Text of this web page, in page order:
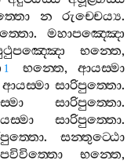
න රුච‍්චෙය්‍ය.
. මහාපඤ‍්ඤො
භන‍්තෙ,
1 භන‍්තෙ, ආයස‍්මා
ආයස‍්මා සාරිපුත‍්තො.
සාරිපුත‍්තො.
සාරිපුත‍්තො.
. සන‍්තුට‍්ඨො
පවිවිත‍්තො භන‍්තෙ,